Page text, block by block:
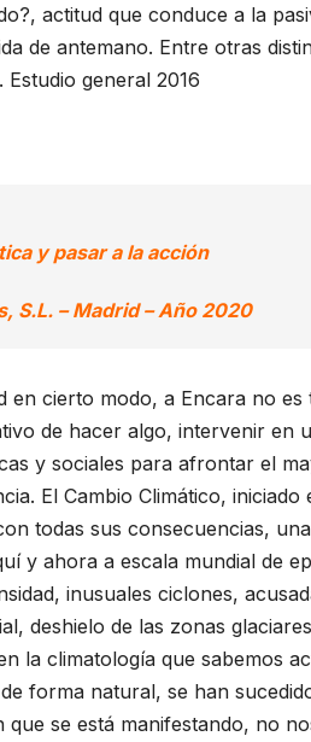
actitud que conduce a la
de antemano. Entre otras
general 2016
y pasar a la acción
S.L. – Madrid – Año 2020
en cierto modo, a Encara no
de hacer algo, intervenir en
y sociales para afrontar el
El Cambio Climático,
todas sus consecuencias,
y ahora a escala mundial de
inusuales ciclones,
deshielo de las zonas
la climatología que sabemos
forma natural, se han
se está manifestando, no